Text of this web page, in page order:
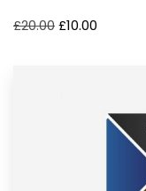
£20.00£10.00